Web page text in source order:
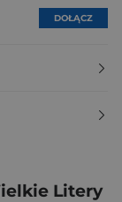
DOŁĄCZ
Litery